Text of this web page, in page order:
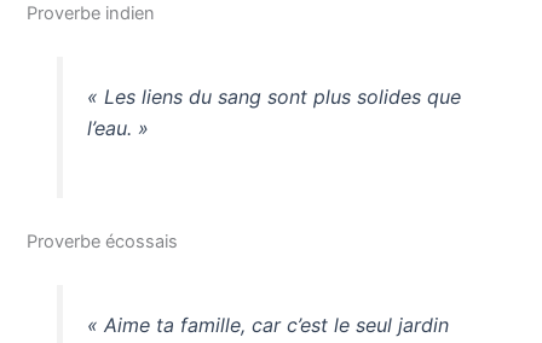
Proverbe indien
« Les liens du sang sont plus solides que
l’eau. »
Proverbe écossais
« Aime ta famille, car c’est le seul jardin